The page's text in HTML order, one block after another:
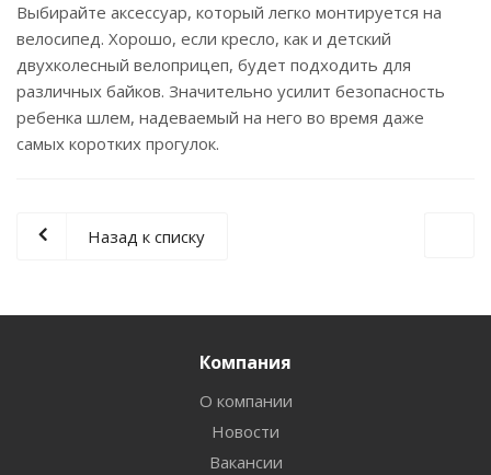
Выбирайте аксессуар, который легко монтируется на
велосипед. Хорошо, если кресло, как и детский
двухколесный велоприцеп, будет подходить для
различных байков. Значительно усилит безопасность
ребенка шлем, надеваемый на него во время даже
самых коротких прогулок.
Назад к списку
Компания
О компании
Новости
Вакансии